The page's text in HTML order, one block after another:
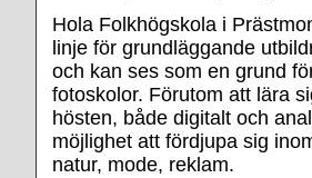
Hola Folkhögskola i
linje för grundläggande
och kan ses som en grund
fotoskolor. Förutom att lära
hösten, både digitalt och
möjlighet att fördjupa sig
natur, mode, reklam.